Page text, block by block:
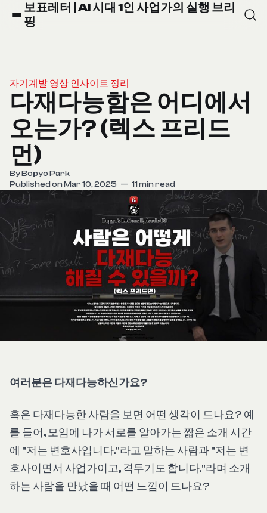
보표레터 | AI 시대 1인 사업가의 실행 브리
핑
자기계발 영상 인사이트 정리
다재다능함은 어디에서
오는가? (렉스 프리드
먼)
ByBopyo Park
Published on Mar 10, 2025 — 11 min read
여러분은 다재다능하신가요?
혹은 다재다능한 사람을 보면 어떤 생각이 드나요? 예
를 들어, 모임에 나가 서로를 알아가는 짧은 소개 시간
에 "저는 변호사입니다."라고 말하는 사람과 "저는 변
호사이면서 사업가이고, 격투기도 합니다."라며 소개
하는 사람을 만났을 때 어떤 느낌이 드나요?